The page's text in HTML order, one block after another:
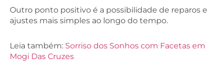
Outro ponto positivo é a possibilidade de reparos e
ajustes mais simples ao longo do tempo.
Leia também: Sorriso dos Sonhos com Facetas em
Mogi Das Cruzes